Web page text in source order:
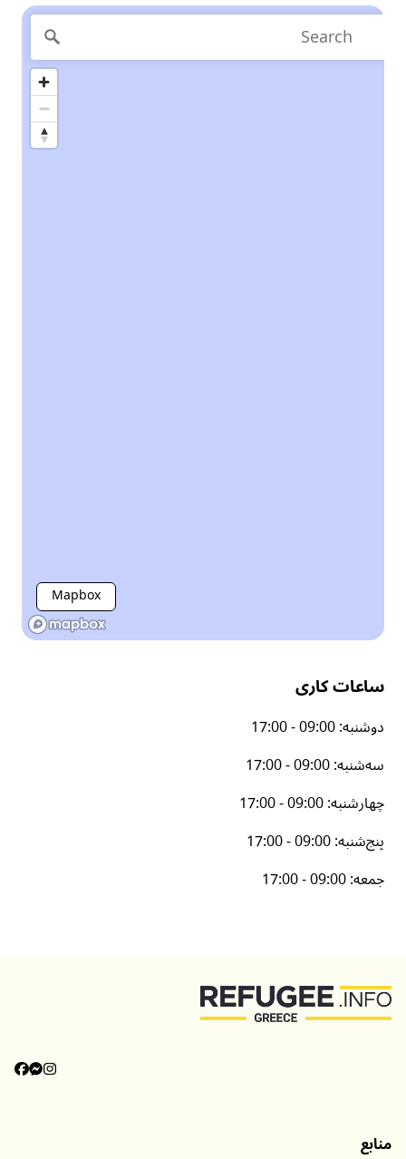
Mapbox
ساعات کاری
دوشنبه:
17:00 - 09:00
سه‌شنبه:
17:00 - 09:00
چهارشنبه:
17:00 - 09:00
پنج‌شنبه:
17:00 - 09:00
جمعه:
17:00 - 09:00
منابع